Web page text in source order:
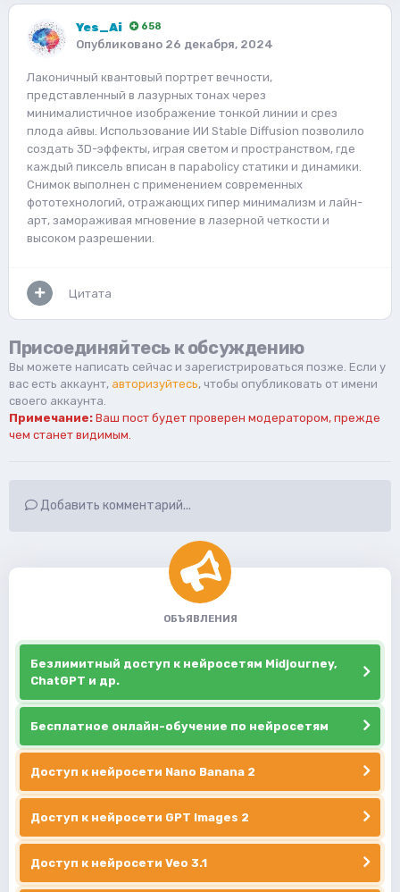
Yes_Ai 658
Опубликовано 26 декабря, 2024
Лаконичный квантовый портрет вечности,
представленный в лазурных тонах через
минималистичное изображение тонкой линии и срез
плода айвы. Использование ИИ Stable Diffusion позволило
создать 3D-эффекты, играя светом и пространством, где
каждый пиксель вписан в парabolicу статики и динамики.
Снимок выполнен с применением современных
фототехнологий, отражающих гипер минимализм и лайн-
арт, замораживая мгновение в лазерной четкости и
высоком разрешении.
Цитата
Присоединяйтесь к обсуждению
Вы можете написать сейчас и зарегистрироваться позже. Если у
вас есть аккаунт, авторизуйтесь, чтобы опубликовать от имени
своего аккаунта.
Примечание: Ваш пост будет проверен модератором, прежде
чем станет видимым.
Добавить комментарий...
ОБЪЯВЛЕНИЯ
Безлимитный доступ к нейросетям Midjourney,
ChatGPT и др.
Бесплатное онлайн-обучение по нейросетям
Доступ к нейросети Nano Banana 2
Доступ к нейросети GPT Images 2
Доступ к нейросети Veo 3.1